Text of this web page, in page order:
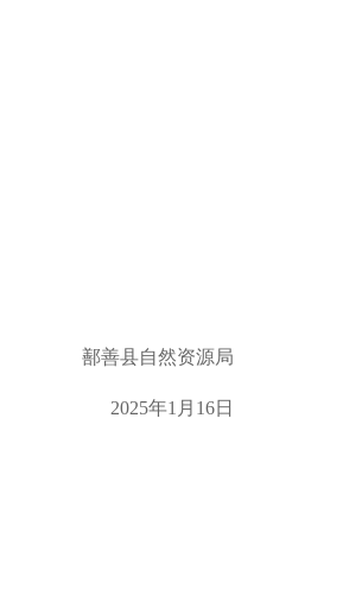
鄯善县自然资源局
2025年1 月 16日